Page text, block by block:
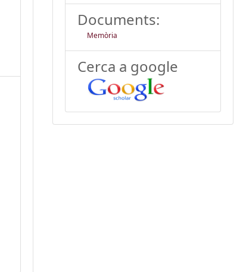
Documents:
Memòria
Cerca a google